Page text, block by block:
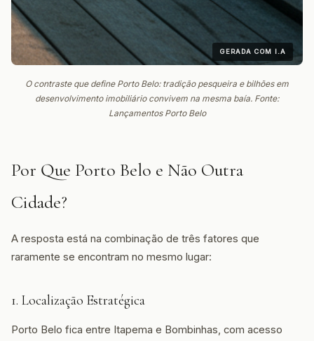
GERADA COM I.A
O contraste que define Porto Belo: tradição pesqueira e bilhões em
desenvolvimento imobiliário convivem na mesma baía. Fonte:
Lançamentos Porto Belo
Por Que Porto Belo e Não Outra
Cidade?
A resposta está na combinação de três fatores que
raramente se encontram no mesmo lugar:
1. Localização Estratégica
Porto Belo fica entre Itapema e Bombinhas, com acesso